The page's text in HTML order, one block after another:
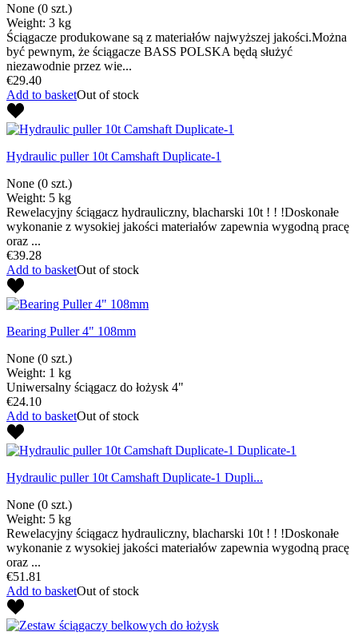
None (0 szt.)
Weight: 3 kg
Ściągacze produkowane są z materiałów najwyższej jakości.Można
być pewnym, że ściągacze BASS POLSKA będą służyć
niezawodnie przez wie...
€29.40
Add to basketOut of stock
Hydraulic puller 10t Camshaft Duplicate-1
None (0 szt.)
Weight: 5 kg
Rewelacyjny ściągacz hydrauliczny, blacharski 10t ! ! !Doskonałe
wykonanie z wysokiej jakości materiałów zapewnia wygodną pracę
oraz ...
€39.28
Add to basketOut of stock
Bearing Puller 4" 108mm
None (0 szt.)
Weight: 1 kg
Uniwersalny ściągacz do łożysk 4"
€24.10
Add to basketOut of stock
Hydraulic puller 10t Camshaft Duplicate-1 Dupli...
None (0 szt.)
Weight: 5 kg
Rewelacyjny ściągacz hydrauliczny, blacharski 10t ! ! !Doskonałe
wykonanie z wysokiej jakości materiałów zapewnia wygodną pracę
oraz ...
€51.81
Add to basketOut of stock